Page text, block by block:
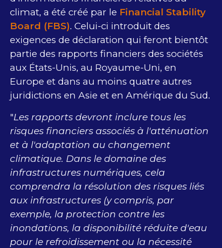
climat, a été créé par le Financial Stability
Board (FBS). Celui-ci introduit des
exigences de déclaration qui feront bientôt
partie des rapports financiers des sociétés
aux États-Unis, au Royaume-Uni, en
Europe et dans au moins quatre autres
juridictions en Asie et en Amérique du Sud.
"Les rapports devront inclure tous les
risques financiers associés à l'atténuation
et à l'adaptation au changement
climatique. Dans le domaine des
infrastructures numériques, cela
comprendra la résolution des risques liés
aux infrastructures (y compris, par
exemple, la protection contre les
inondations, la disponibilité réduite d'eau
pour le refroidissement ou la nécessité